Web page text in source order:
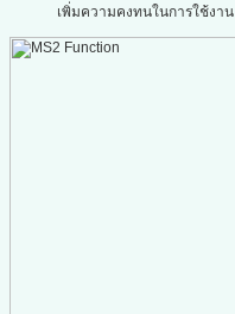
เพิ่มความคงทนในการใช้งาน